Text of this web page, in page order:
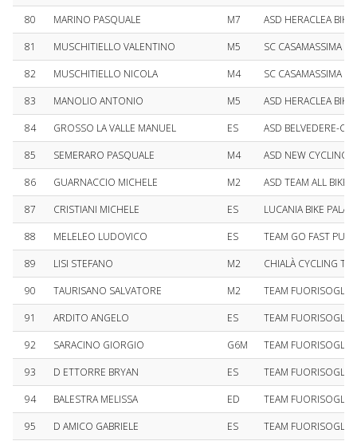
80
MARINO PASQUALE M7
ASD HERACLEA
81
MUSCHITIELLO VALENTINO M5
SC CASAMASSIMA
82
MUSCHITIELLO NICOLA M4
SC CASAMASSIMA
83
MANOLIO ANTONIO M5
ASD HERACLEA
84
GROSSO LA VALLE MANUEL ES
ASD BELVEDERE-
85
SEMERARO PASQUALE M4
ASD NEW CYCLING
86
GUARNACCIO MICHELE M2
ASD TEAM ALL BIKE
87
CRISTIANI MICHELE ES
LUCANIA BIKE
88
MELELEO LUDOVICO ES
TEAM GO FAST
89
LISI STEFANO M2
CHIALÀ CYCLING
90
TAURISANO SALVATORE M2
TEAM FUORISOGLIA
91
ARDITO ANGELO ES
TEAM FUORISOGLIA
92
SARACINO GIORGIO G6M
TEAM FUORISOGLIA
93
D ETTORRE BRYAN ES
TEAM FUORISOGLIA
94
BALESTRA MELISSA ED
TEAM FUORISOGLIA
95
D AMICO GABRIELE ES
TEAM FUORISOGLIA